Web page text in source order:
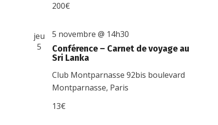
200€
jeu
5
Conférence – Carnet de voyage au
Sri Lanka
5 novembre @ 14h30
Club Montparnasse92bis boulevard
Montparnasse, Paris
13€